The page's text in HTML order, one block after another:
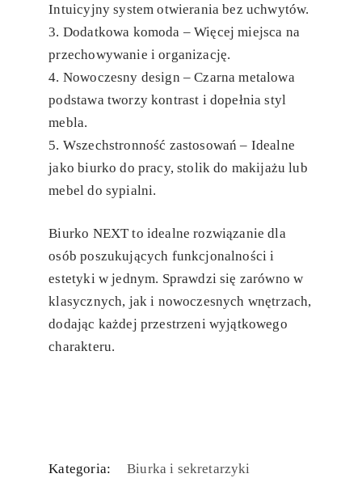
Intuicyjny system otwierania bez uchwytów.
Dodatkowa komoda – Więcej miejsca na
przechowywanie i organizację.
Nowoczesny design – Czarna metalowa
podstawa tworzy kontrast i dopełnia styl
mebla.
Wszechstronność zastosowań – Idealne
jako biurko do pracy, stolik do makijażu lub
mebel do sypialni.
Biurko NEXT to idealne rozwiązanie dla
osób poszukujących funkcjonalności i
estetyki w jednym. Sprawdzi się zarówno w
klasycznych, jak i nowoczesnych wnętrzach,
dodając każdej przestrzeni wyjątkowego
charakteru.
Kategoria: Biurka i sekretarzyki